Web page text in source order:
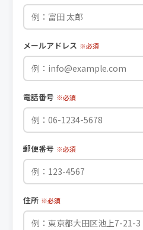
メールアドレス ※必須
電話番号 ※必須
郵便番号 ※必須
住所 ※必須